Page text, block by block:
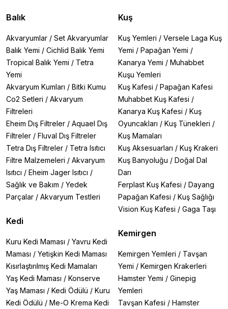
Balık
Akvaryumlar / Set Akvaryumlar
Balık Yemi / Cichlid Balık Yemi
Tropical Balık Yemi / Tetra
Yemi
Akvaryum Kumları / Bitki Kumu
Co2 Setleri / Akvaryum
Filtreleri
Eheim Dış Filtreler / Aquael Dış
Filtreler / Fluval Dış Filtreler
Tetra Dış Filtreler / Tetra Isıtıcı
Filtre Malzemeleri / Akvaryum
Isıtıcı / Eheim Jager Isıtıcı /
Sağlık ve Bakım / Yedek
Parçalar / Akvaryum Testleri
Kedi
Kuru Kedi Maması / Yavru Kedi
Maması / Yetişkin Kedi Maması
Kısırlaştırılmış Kedi Mamaları
Yaş Kedi Maması / Konserve
Yaş Maması / Kedi Ödülü / Kuru
Kedi Ödülü / Me-O Krema Kedi
Kuş
Kuş Yemleri / Versele Laga Kuş
Yemi / Papağan Yemi /
Kanarya Yemi / Muhabbet
Kuşu Yemleri
Kuş Kafesi / Papağan Kafesi
Muhabbet Kuş Kafesi /
Kanarya Kuş Kafesi / Kuş
Oyuncakları / Kuş Tünekleri /
Kuş Mamaları
Kuş Aksesuarları / Kuş Krakeri
Kuş Banyoluğu / Doğal Dal
Darı
Ferplast Kuş Kafesi / Dayang
Papağan Kafesi / Kuş Sağlığı
Vision Kuş Kafesi / Gaga Taşı
Kemirgen
Kemirgen Yemleri / Tavşan
Yemi / Kemirgen Krakerleri
Hamster Yemi / Ginepig
Yemleri
Tavşan Kafesi / Hamster